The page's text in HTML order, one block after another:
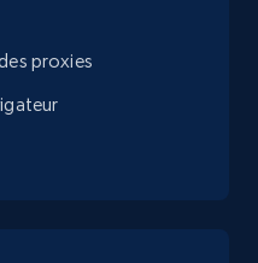
proxies